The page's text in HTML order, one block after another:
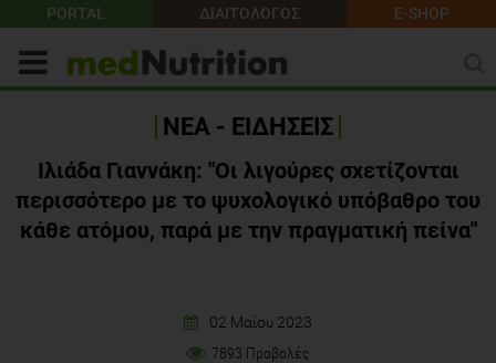
PORTAL ΔΙΑΙΤΟΛΟΓΟΣ E-SHOP
ΝΕΑ - ΕΙΔΗΣΕΙΣ
Ιλιάδα Γιαννάκη: "Οι λιγούρες σχετίζονται
περισσότερο με το ψυχολογικό υπόβαθρο του
κάθε ατόμου, παρά με την πραγματική πείνα"
02 Μαΐου 2023
7893 Προβολές